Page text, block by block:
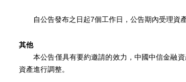
自公告發布之日起7個工作日，公告期內受理資產
其他
本公告僅具有要約邀請的效力，中國中信金融資
資產進行調整。